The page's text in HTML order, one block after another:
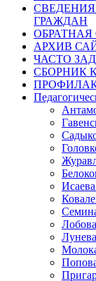
ГРАЖДАН
ОБРАТНАЯ
АРХИВ
ЧАСТО
СБОРНИК